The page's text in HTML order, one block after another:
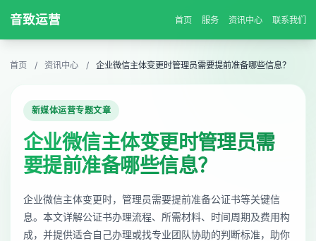
音致运营 首页 服务 资讯中心 联系我们
首页 / 资讯中心 / 企业微信主体变更时管理员需要提前准备哪些信息？
新媒体运营专题文章
企业微信主体变更时管理员需
要提前准备哪些信息？
企业微信主体变更时，管理员需要提前准备公证书等关键信
息。本文详解公证书办理流程、所需材料、时间周期及费用构
成，并提供适合自己办理或找专业团队协助的判断标准，助你